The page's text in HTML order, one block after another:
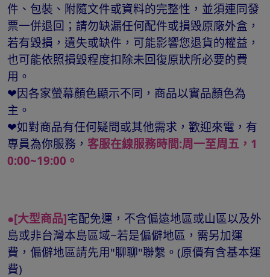
件、包裝、附隨文件或資料的完整性，並須連同發
票一併退回；請勿缺漏任何配件或損毁原廠外盒，
若有毀損，遺失或缺件，可能影響您退貨的權益，
也可能依照損毀程度扣除未回復原狀所必要的費
用。
❤因各家螢幕顏色顯示不同，商品以實品顏色為
主。
❤如對商品有任何疑問或其他需求，歡迎來電，有
專員為你服務， 客服在線服務時間:周一至周五，1
0:00~19:00。
●[大型商品]宅配免運，不含偏遠地區或山區以及外
島或非台灣本島區域~若是偏僻地區，需另加運
費，偏僻地區請先用"聊聊"聯繫。(原價有含基本運
費)